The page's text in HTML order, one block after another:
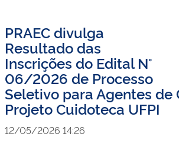
PRAEC divulga
Resultado das
Inscrições do Edital N°
06/2026 de Processo
Seletivo para Agentes de
Projeto Cuidoteca UFPI
12/05/2026 14:26